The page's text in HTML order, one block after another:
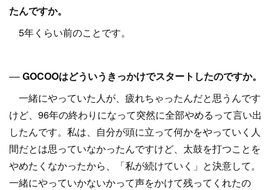
たんですか。
5年くらい前のことです。
––GOCOOはどういうきっかけでスタートしたのですか。
一緒にやっていた人が、疲れちゃったんだと思うんです
けど、96年の終わりになって突然に全部やめるって言い出
したんです。私は、自分が頭に立って何かをやっていく人
間だとは思っていなかったんですけど、太鼓を打つことを
やめたくなかったから、「私が続けていく」と決意して。
一緒にやっていかないかって声をかけて残ってくれたの